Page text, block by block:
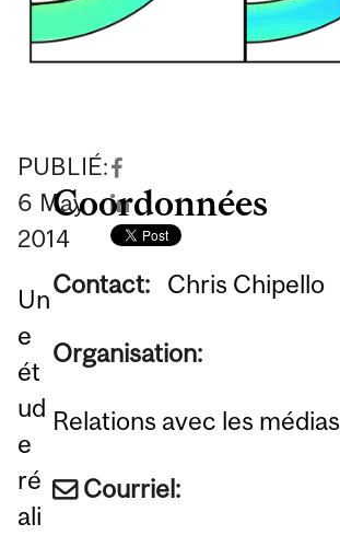
PUBLIÉ:
6 May
2014
Un
e
ét
ud
e
ré
ali
Coordonnées
Contact: Chris Chipello
Organisation:
Relations avec les médias
Courriel: